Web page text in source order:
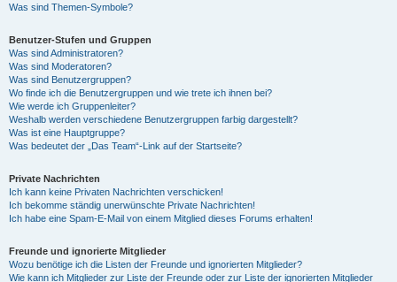
Was sind Themen-Symbole?
Benutzer-Stufen und Gruppen
Was sind Administratoren?
Was sind Moderatoren?
Was sind Benutzergruppen?
Wo finde ich die Benutzergruppen und wie trete ich ihnen bei?
Wie werde ich Gruppenleiter?
Weshalb werden verschiedene Benutzergruppen farbig dargestellt?
Was ist eine Hauptgruppe?
Was bedeutet der „Das Team“-Link auf der Startseite?
Private Nachrichten
Ich kann keine Privaten Nachrichten verschicken!
Ich bekomme ständig unerwünschte Private Nachrichten!
Ich habe eine Spam-E-Mail von einem Mitglied dieses Forums erhalten!
Freunde und ignorierte Mitglieder
Wozu benötige ich die Listen der Freunde und ignorierten Mitglieder?
Wie kann ich Mitglieder zur Liste der Freunde oder zur Liste der ignorierten Mitglieder